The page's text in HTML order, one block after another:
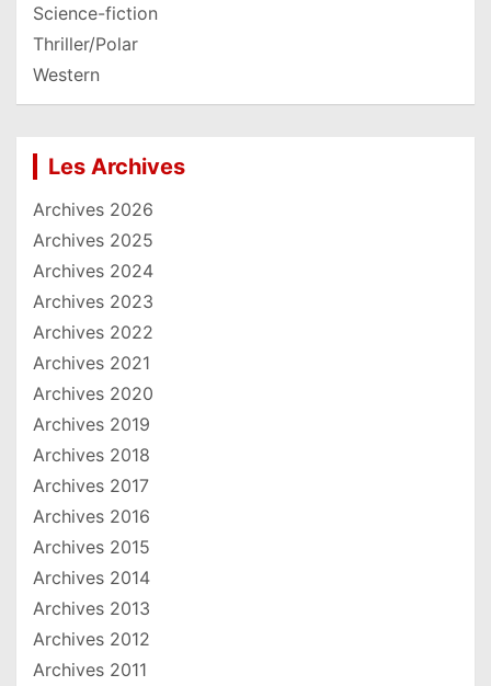
Science-fiction
Thriller/Polar
Western
Les Archives
Archives 2026
Archives 2025
Archives 2024
Archives 2023
Archives 2022
Archives 2021
Archives 2020
Archives 2019
Archives 2018
Archives 2017
Archives 2016
Archives 2015
Archives 2014
Archives 2013
Archives 2012
Archives 2011